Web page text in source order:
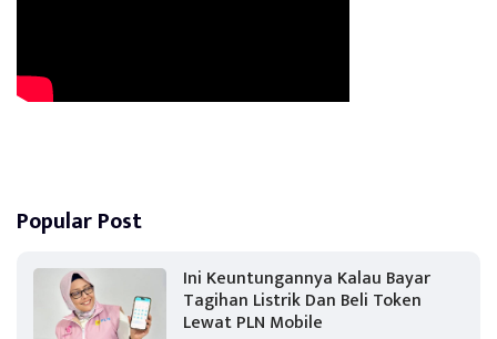
Popular Post
Ini Keuntungannya Kalau Bayar
Tagihan Listrik Dan Beli Token
Lewat PLN Mobile